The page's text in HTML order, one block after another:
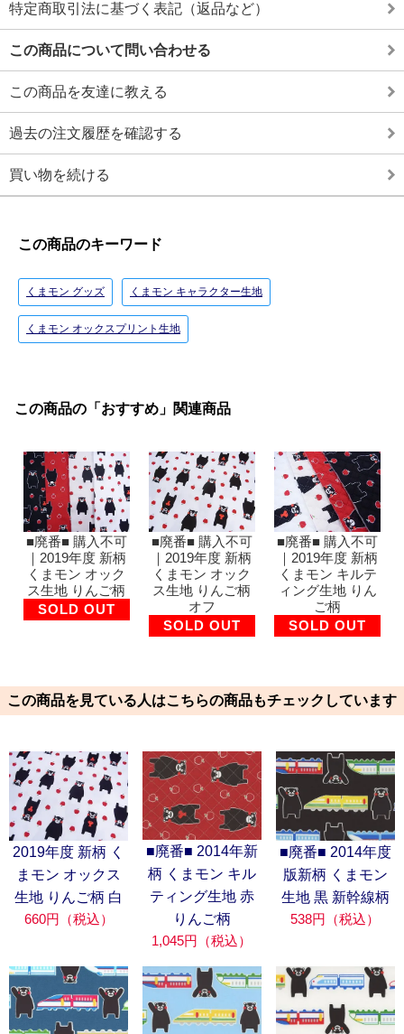
特定商取引法に基づく表記（返品など）
この商品について問い合わせる
この商品を友達に教える
過去の注文履歴を確認する
買い物を続ける
この商品のキーワード
くまモン グッズ くまモン キャラクター生地
くまモン オックスプリント生地
この商品の「おすすめ」関連商品
■廃番■ 購入不可
｜2019年度 新柄
くまモン オック
ス生地 りんご柄
SOLD OUT
■廃番■ 購入不可
｜2019年度 新柄
くまモン オック
ス生地 りんご柄
オフ
SOLD OUT
■廃番■ 購入不可
｜2019年度 新柄
くまモン キルテ
ィング生地 りん
ご柄
SOLD OUT
この商品を見ている人はこちらの商品もチェックしています
2019年度 新柄 く
まモン オックス
生地 りんご柄 白
660円（税込）
■廃番■ 2014年新
柄 くまモン キル
ティング生地 赤
りんご柄
1,045円（税込）
■廃番■ 2014年度
版新柄 くまモン
生地 黒 新幹線柄
538円（税込）